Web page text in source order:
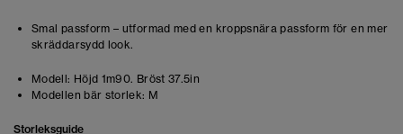
Smal passform – utformad med en kroppsnära passform för en mer
skräddarsydd look.
Modell: Höjd 1m90. Bröst 37.5in
Modellen bär storlek: M
Storleksguide